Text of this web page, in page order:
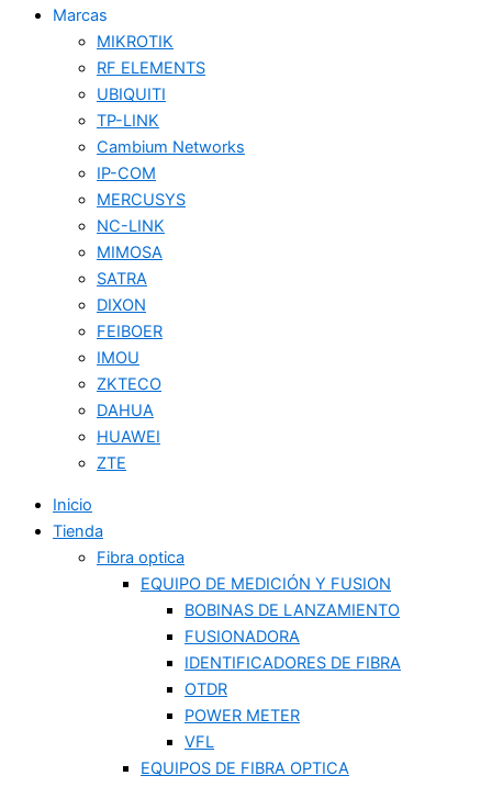
Marcas
MIKROTIK
RF ELEMENTS
UBIQUITI
TP-LINK
Cambium Networks
IP-COM
MERCUSYS
NC-LINK
MIMOSA
SATRA
DIXON
FEIBOER
IMOU
ZKTECO
DAHUA
HUAWEI
ZTE
Inicio
Tienda
Fibra optica
EQUIPO DE MEDICIÓN Y FUSION
BOBINAS DE LANZAMIENTO
FUSIONADORA
IDENTIFICADORES DE FIBRA
OTDR
POWER METER
VFL
EQUIPOS DE FIBRA OPTICA